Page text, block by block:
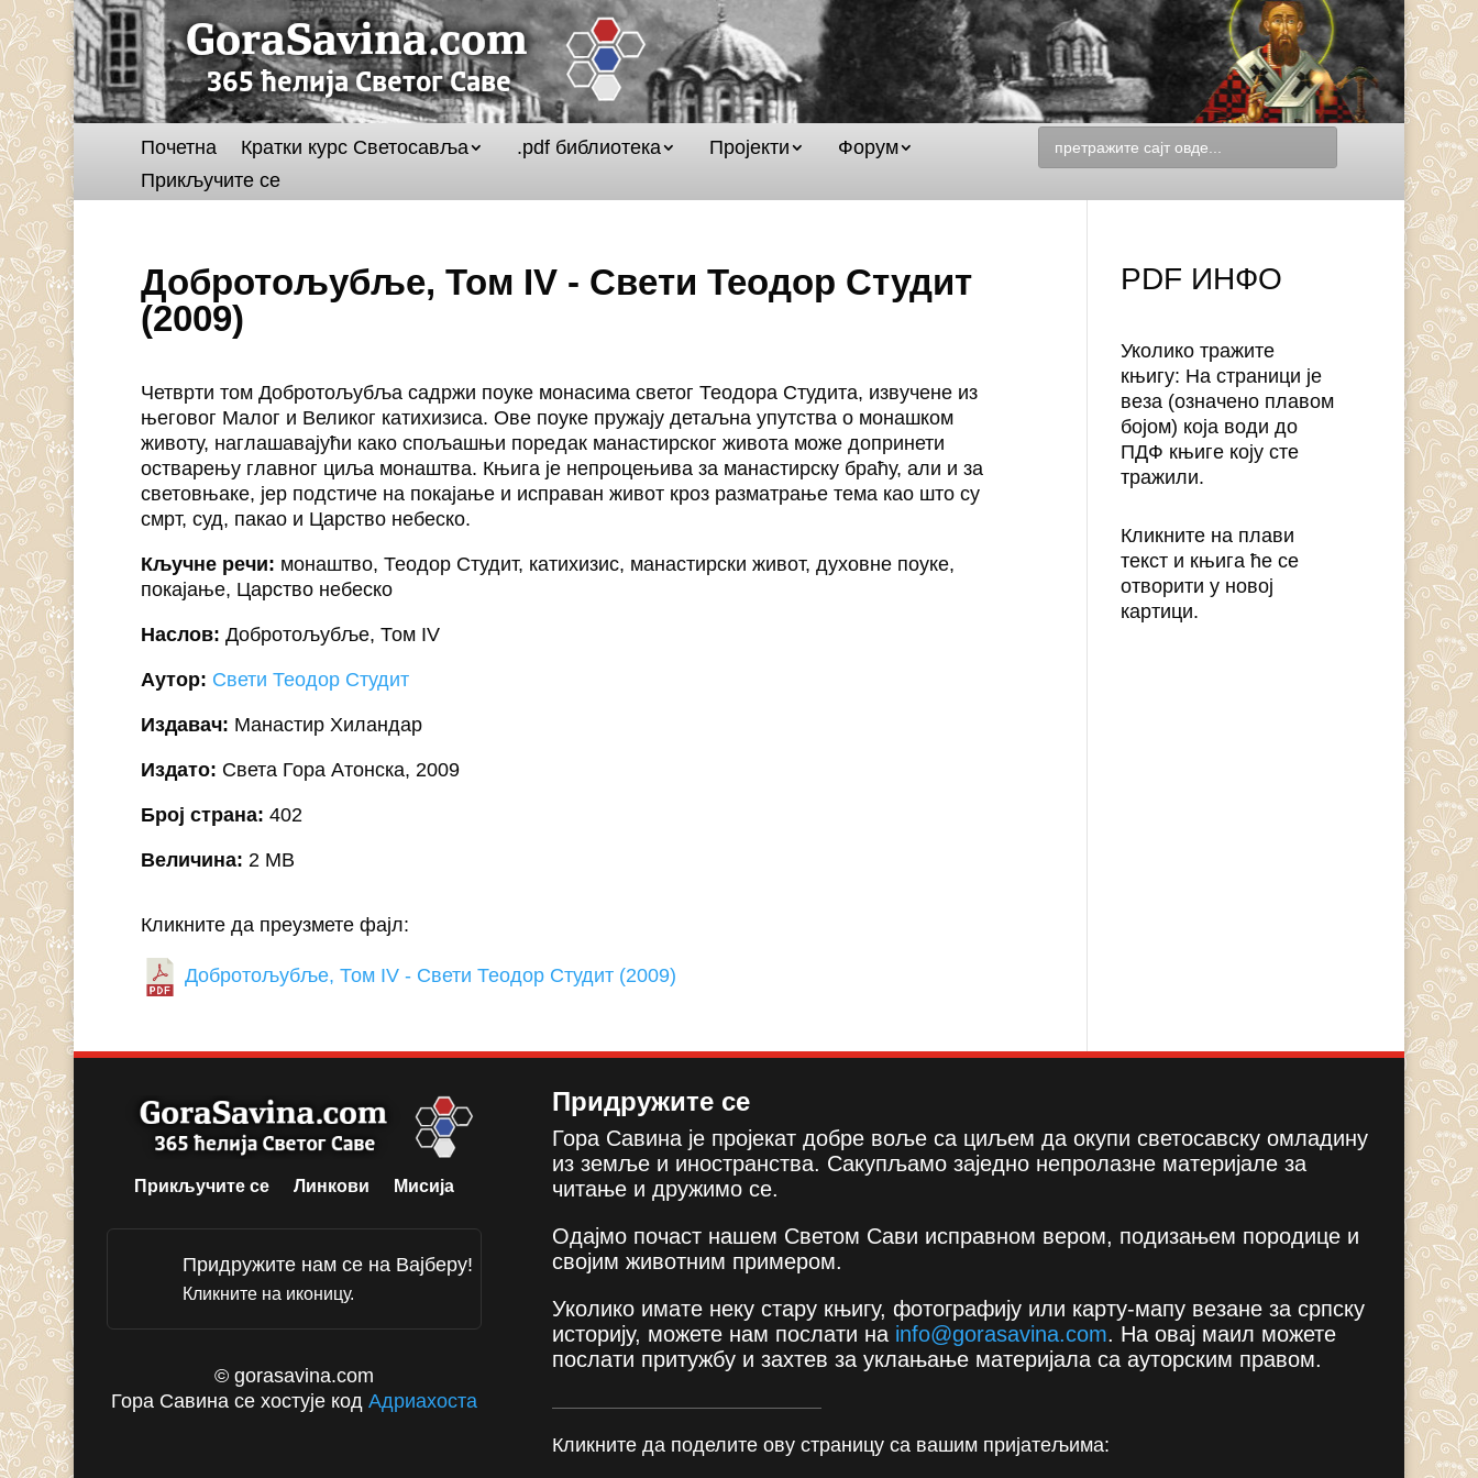
Почетна Кратки курс Светосавља .pdf библиотека Пројекти
Форум
Прикључите се
Добротољубље, Том IV - Свети Теодор Студит
(2009)
Четврти том Добротољубља садржи поуке монасима светог Теодора Студита, извучене из
његовог Малог и Великог катихизиса. Ове поуке пружају детаљна упутства о монашком
животу, наглашавајући како спољашњи поредак манастирског живота може допринети
остварењу главног циља монаштва. Књига је непроцењива за манастирску браћу, али и за
световњаке, јер подстиче на покајање и исправан живот кроз разматрање тема као што су
смрт, суд, пакао и Царство небеско.
Кључне речи: монаштво, Теодор Студит, катихизис, манастирски живот, духовне поуке,
покајање, Царство небеско
Наслов: Добротољубље, Том IV
Аутор: Свети Теодор Студит
Издавач: Манастир Хиландар
Издато: Света Гора Атонска, 2009
Број страна: 402
Величина: 2 MB
Кликните да преузмете фајл:
Добротољубље, Том IV - Свети Теодор Студит (2009)
PDF ИНФО
Уколико тражите
књигу: На страници је
веза (означено плавом
бојом) која води до
ПДФ књиге коју сте
тражили.
Кликните на плави
текст и књига ће се
отворити у новој
картици.
Прикључите се Линкови Мисија
Придружите нам се на Вајберу!
Кликните на иконицу.
© gorasavina.com
Гора Савина се хостује кодАдриахоста
Придружите се
Гора Савина је пројекат добре воље са циљем да окупи светосавску омладину
из земље и иностранства. Сакупљамо заједно непролазне материјале за
читање и дружимо се.
Одајмо почаст нашем Светом Сави исправном вером, подизањем породице и
својим животним примером.
Уколико имате неку стару књигу, фотографију или карту-мапу везане за српску
историју, можете нам послати на info@gorasavina.com. На овај маил можете
послати притужбу и захтев за уклањање материјала са ауторским правом.
Кликните да поделите ову страницу са вашим пријатељима: